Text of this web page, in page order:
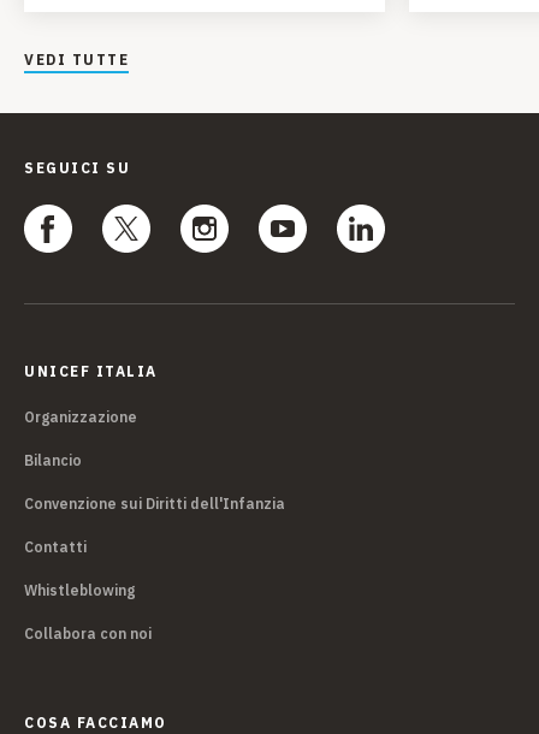
VEDI TUTTE
SEGUICI SU
UNICEF ITALIA
Organizzazione
Bilancio
Convenzione sui Diritti dell'Infanzia
Contatti
Whistleblowing
Collabora con noi
COSA FACCIAMO